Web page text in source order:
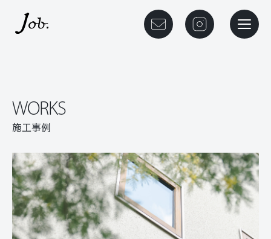
メニュ
WORKS
施工事例